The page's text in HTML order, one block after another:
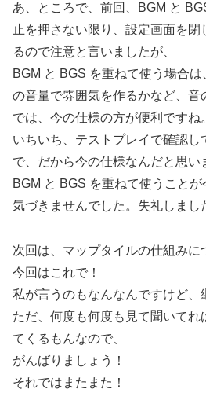
あ、ところで、前回、BGM と
止を押さない限り、設定画面を閉
るので注意と言いましたが、
BGM と BGS を重ねて使う場合
の音量で雰囲気を作るかなど、音
では、今の仕様の方が便利ですね。
いちいち、テストプレイで確認し
で、だから今の仕様なんだと思い
BGM と BGS を重ねて使うことが
気づきませんでした。失礼しまし
次回は、マップタイルの仕組みに
今回はこれで！
私が言うのもなんなんですけど、
ただ、何度も何度も見て聞いてれ
てくるもんなので、
がんばりましょう！
それではまたまた！